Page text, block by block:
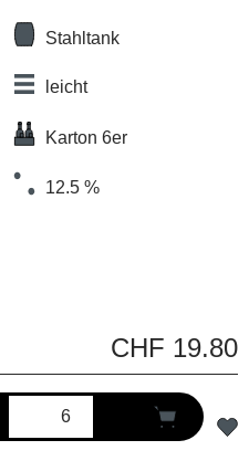
Stahltank
leicht
Karton 6er
12.5 %
CHF 19.80